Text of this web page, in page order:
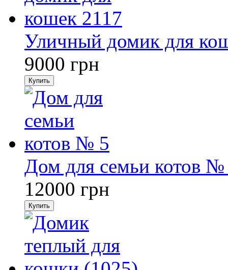
Уличный домик для
9000 грн
Купить
Дом для семьи котов
12000 грн
Купить